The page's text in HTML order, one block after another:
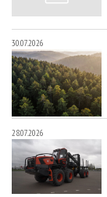
30.07.2026
28.07.2026